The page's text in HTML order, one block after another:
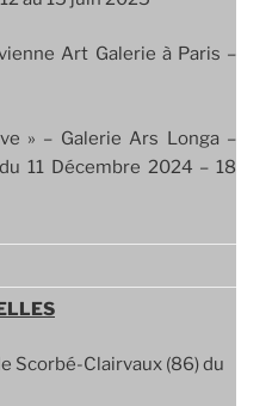
Art Galerie à Paris –
» – Galerie Ars Longa –
11 Décembre 2024 – 18
Scorbé-Clairvaux (86) du